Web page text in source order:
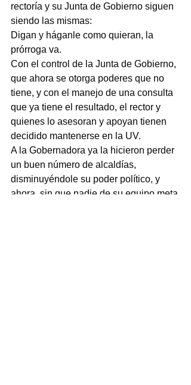
rectoría y su Junta de Gobierno siguen
siendo las mismas:
Digan y háganle como quieran, la
prórroga va.
Con el control de la Junta de Gobierno,
que ahora se otorga poderes que no
tiene, y con el manejo de una consulta
que ya tiene el resultado, el rector y
quienes lo asesoran y apoyan tienen
decidido mantenerse en la UV.
A la Gobernadora ya la hicieron perder
un buen número de alcaldías,
disminuyéndole su poder político, y
ahora, sin que nadie de su equipo meta